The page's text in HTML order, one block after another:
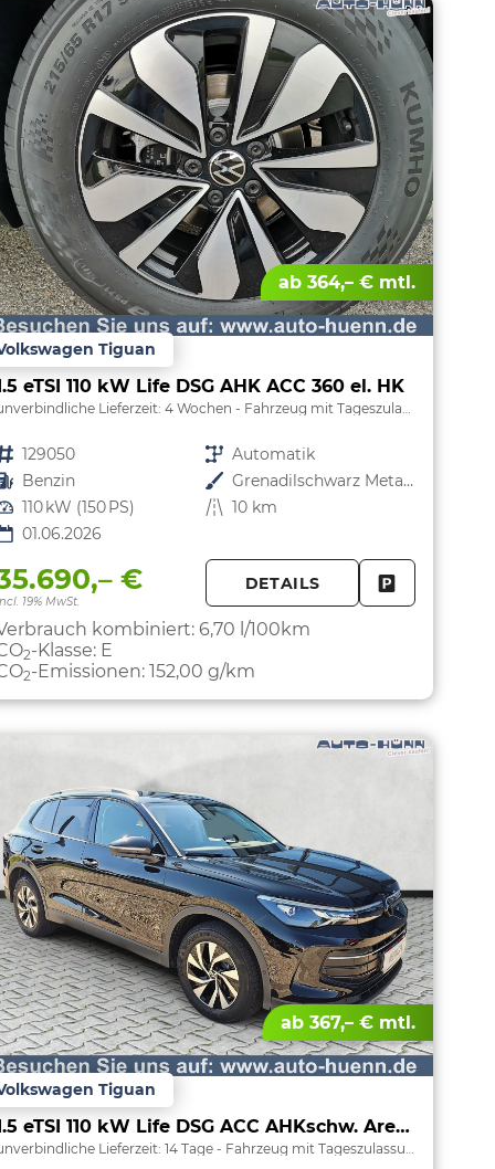
ab 364,– € mtl.
Tiguan
eTSI 110 kW Life DSG AHK ACC 360 el. HK
Lieferzeit: 4 Wochen Fahrzeug mit Tageszulassung
Fahrzeugnr. 129050 Getriebe Automatik
Kraftstoff Benzin Außenfarbe
Grenadilschwarz Metallic
Leistung 110 kW (150 PS) Kilometerstand 10 km
01.06.2026
€
19% MwSt.
DETAILS
kombiniert: 6,70 l/100km
2-Klasse: E
2-Emissionen: 152,00 g/km
ab 367,– € mtl.
Tiguan
1.5 eTSI 110 kW Life DSG ACC AHKschw. AreaView
Lieferzeit: 14 Tage Fahrzeug mit Tageszulassung